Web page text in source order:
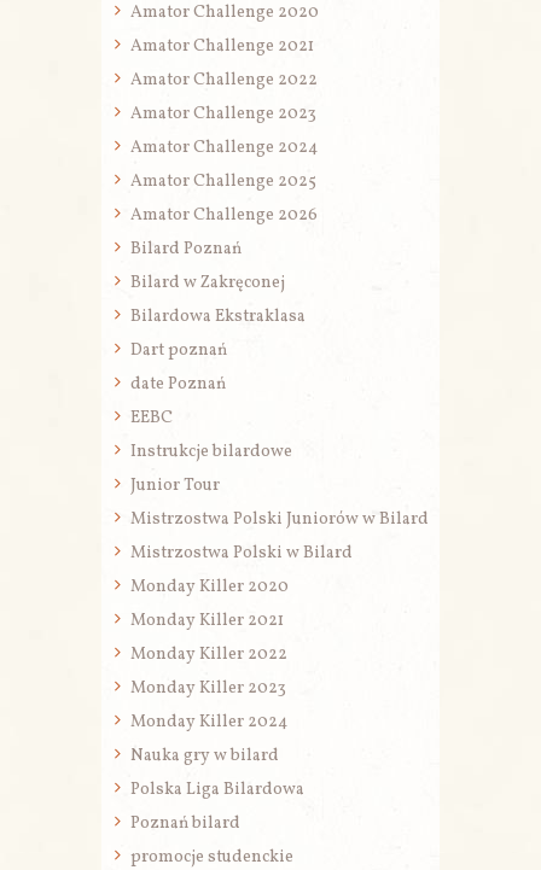
Amator Challenge 2020
Amator Challenge 2021
Amator Challenge 2022
Amator Challenge 2023
Amator Challenge 2024
Amator Challenge 2025
Amator Challenge 2026
Bilard Poznań
Bilard w Zakręconej
Bilardowa Ekstraklasa
Dart poznań
date Poznań
EEBC
Instrukcje bilardowe
Junior Tour
Mistrzostwa Polski Juniorów w Bilard
Mistrzostwa Polski w Bilard
Monday Killer 2020
Monday Killer 2021
Monday Killer 2022
Monday Killer 2023
Monday Killer 2024
Nauka gry w bilard
Polska Liga Bilardowa
Poznań bilard
promocje studenckie